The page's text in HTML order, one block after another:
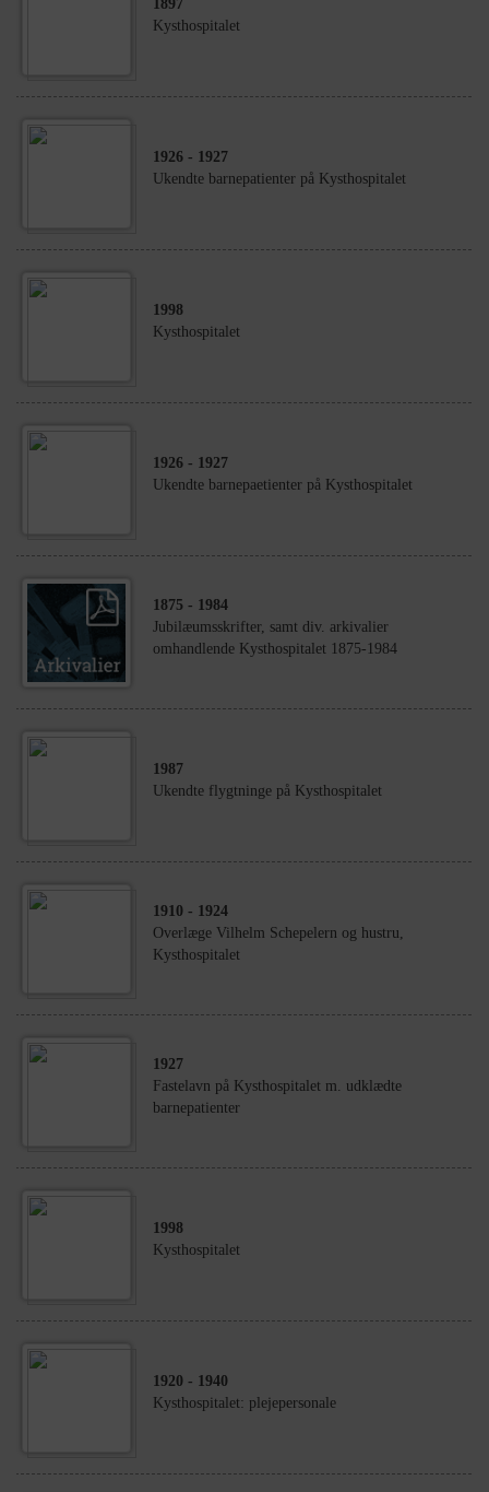
1897
Kysthospitalet
1926 - 1927
Ukendte barnepatienter på Kysthospitalet
1998
Kysthospitalet
1926 - 1927
Ukendte barnepaetienter på Kysthospitalet
1875 - 1984
Jubilæumsskrifter, samt div. arkivalier
omhandlende Kysthospitalet 1875-1984
1987
Ukendte flygtninge på Kysthospitalet
1910 - 1924
Overlæge Vilhelm Schepelern og hustru,
Kysthospitalet
1927
Fastelavn på Kysthospitalet m. udklædte
barnepatienter
1998
Kysthospitalet
1920 - 1940
Kysthospitalet: plejepersonale